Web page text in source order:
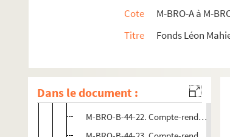
Cote
M-BRO-A à M-
Titre
Fonds Léon
Dans le document :
M-BRO-B-44-18. Rapport sur les
M-BRO-B-44-20. Préventorium ou
M-BRO-B-44-21. Compte-rendu des
M-BRO-B-44-22. Compte-rendu des